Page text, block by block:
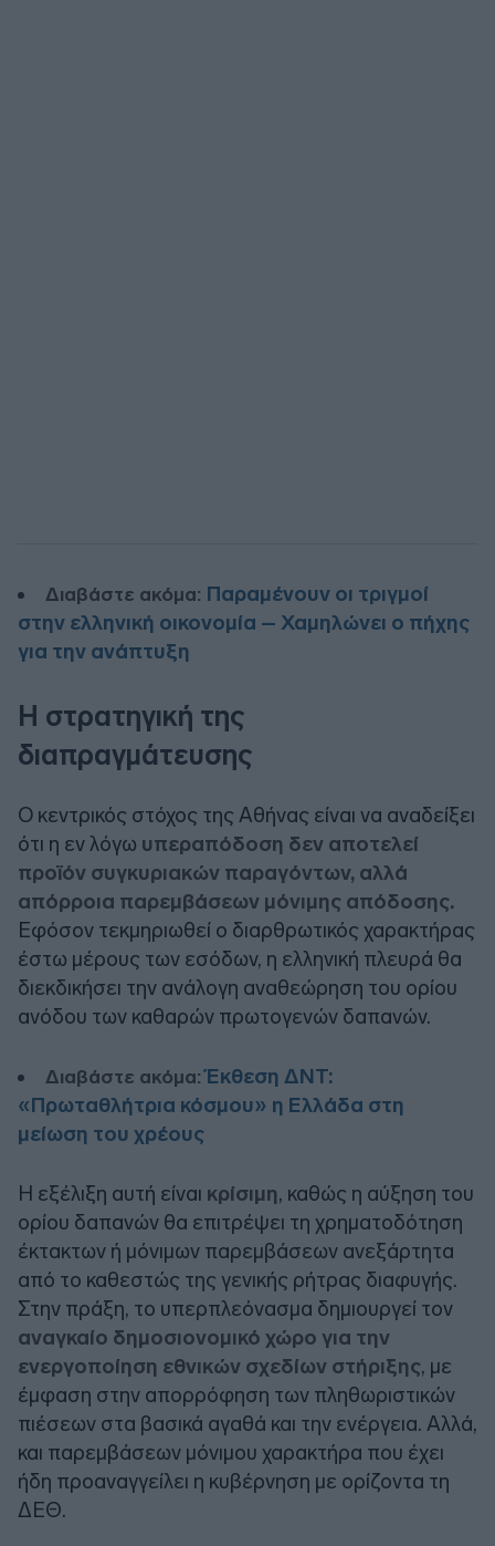
Διαβάστε ακόμα: Παραμένουν οι τριγμοί
στην ελληνική οικονομία – Χαμηλώνει ο πήχης
για την ανάπτυξη
Η στρατηγική της
διαπραγμάτευσης
Ο κεντρικός στόχος της Αθήνας είναι να αναδείξει
ότι η εν λόγω υπεραπόδοση δεν αποτελεί
προϊόν συγκυριακών παραγόντων, αλλά
απόρροια παρεμβάσεων μόνιμης απόδοσης.
Εφόσον τεκμηριωθεί ο διαρθρωτικός χαρακτήρας
έστω μέρους των εσόδων, η ελληνική πλευρά θα
διεκδικήσει την ανάλογη αναθεώρηση του ορίου
ανόδου των καθαρών πρωτογενών δαπανών.
Διαβάστε ακόμα:Έκθεση ΔΝΤ:
«Πρωταθλήτρια κόσμου» η Ελλάδα στη
μείωση του χρέους
Η εξέλιξη αυτή είναι κρίσιμη, καθώς η αύξηση του
ορίου δαπανών θα επιτρέψει τη χρηματοδότηση
έκτακτων ή μόνιμων παρεμβάσεων ανεξάρτητα
από το καθεστώς της γενικής ρήτρας διαφυγής.
Στην πράξη, το υπερπλεόνασμα δημιουργεί τον
αναγκαίο δημοσιονομικό χώρο για την
ενεργοποίηση εθνικών σχεδίων στήριξης, με
έμφαση στην απορρόφηση των πληθωριστικών
πιέσεων στα βασικά αγαθά και την ενέργεια. Αλλά,
και παρεμβάσεων μόνιμου χαρακτήρα που έχει
ήδη προαναγγείλει η κυβέρνηση με ορίζοντα τη
ΔΕΘ.